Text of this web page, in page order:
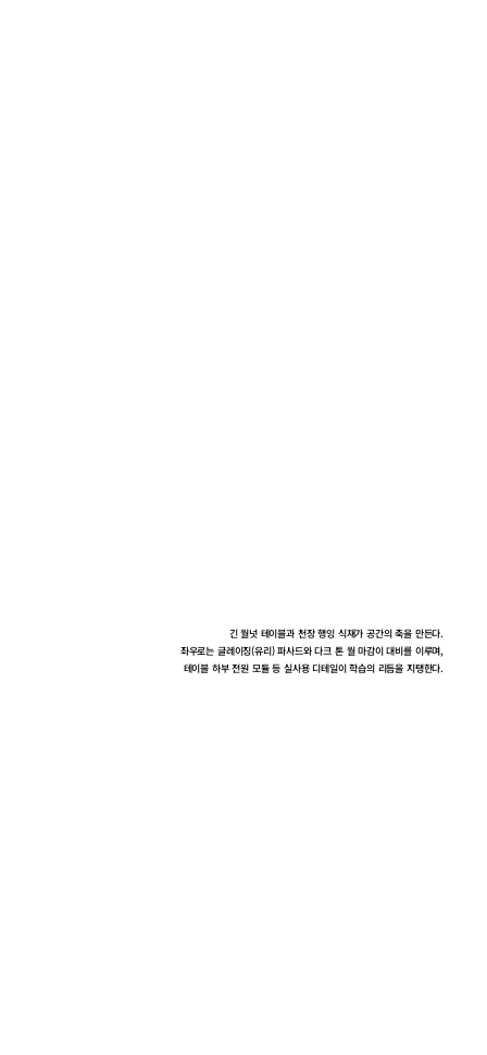
긴 월넛 테이블과 천장 행잉 식재가 공간의 축을 만든다.
좌우로는 글레이징(유리) 파사드와 다크 톤 월 마감이 대비를 이루며,
테이블 하부 전원 모듈 등 실사용 디테일이 학습의 리듬을 지탱한다.